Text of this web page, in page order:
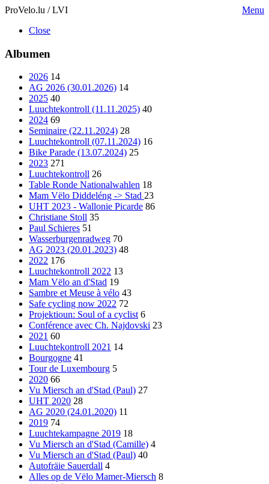
ProVelo.lu / LVI
Menu
Close
Albumen
2026 14
AG 2026 (30.01.2026) 14
2025 40
Luuchtekontroll (11.11.2025) 40
2024 69
Seminaire (22.11.2024) 28
Luuchtekontroll (07.11.2024) 16
Bike Parade (13.07.2024) 25
2023 271
Luuchtekontroll 26
Table Ronde Nationalwahlen 18
Mam Vëlo Diddeléng -> Stad 23
UHT 2023 - Wallonie Picarde 86
Christiane Stoll 35
Paul Schieres 51
Wasserburgenradweg 70
AG 2023 (20.01.2023) 48
2022 176
Luuchtekontroll 2022 13
Mam Vëlo an d'Stad 19
Sambre et Meuse à vélo 43
Safe cycling now 2022 72
Projektioun: Soul of a cyclist 6
Conférence avec Ch. Najdovski 23
2021 60
Luuchtekontroll 2021 14
Bourgogne 41
Tour de Luxembourg 5
2020 66
Vu Miersch an d'Stad (Paul) 27
UHT 2020 28
AG 2020 (24.01.2020) 11
2019 74
Luuchtekampagne 2019 18
Vu Miersch an d'Stad (Camille) 4
Vu Miersch an d'Stad (Paul) 40
Autofräie Sauerdall 4
Alles op de Vëlo Mamer-Miersch 8